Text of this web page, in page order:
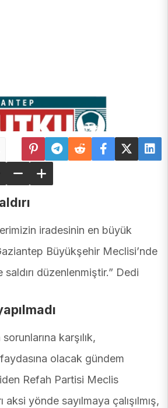
iradesinin en büyük
Büyükşehir Meclisi’nde
düzenlenmiştir.” Dedi
karşılık,
faydasına olacak gündem
Refah Partisi Meclis
aksi yönde sayılmaya çalışılmış,